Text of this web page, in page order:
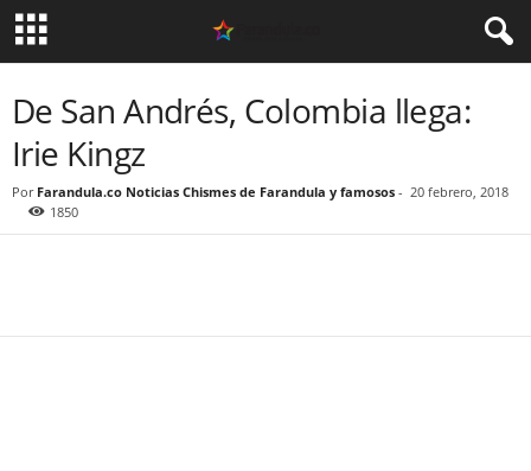
De San Andrés, Colombia llega:
Irie Kingz
Por Farandula.co Noticias Chismes de Farandula y famosos - 20 febrero, 2018
1850